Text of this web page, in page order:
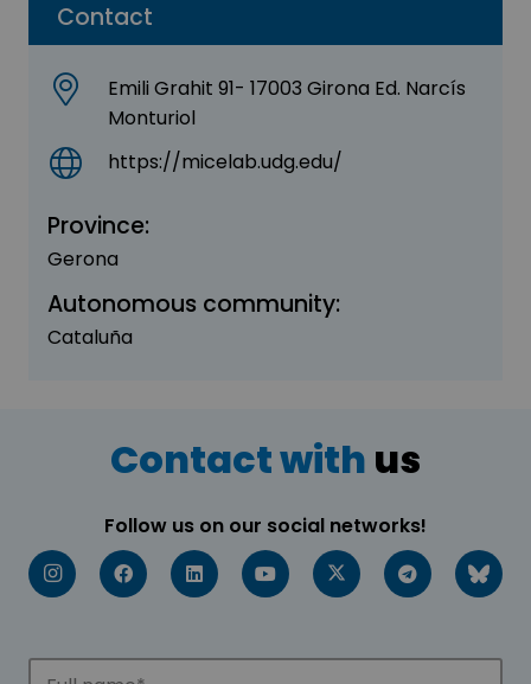
Contact
Emili Grahit 91- 17003 Girona Ed. Narcís
Monturiol
https://micelab.udg.edu/
Province:
Gerona
Autonomous community:
Cataluña
Contact with us
Follow us on our social networks!